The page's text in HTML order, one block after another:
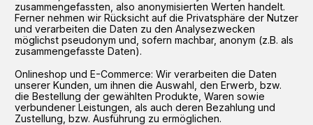
zusammengefassten, also anonymisierten Werten handelt.
Ferner nehmen wir Rücksicht auf die Privatsphäre der Nutzer
und verarbeiten die Daten zu den Analysezwecken
möglichst pseudonym und, sofern machbar, anonym (z.B. als
zusammengefasste Daten).
Onlineshop und E-Commerce: Wir verarbeiten die Daten
unserer Kunden, um ihnen die Auswahl, den Erwerb, bzw.
die Bestellung der gewählten Produkte, Waren sowie
verbundener Leistungen, als auch deren Bezahlung und
Zustellung, bzw. Ausführung zu ermöglichen.